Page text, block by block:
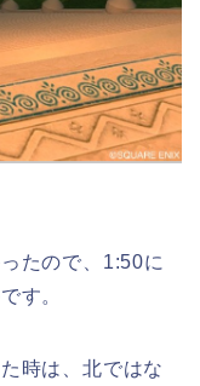
たので、1:50に
す。
時は、北ではな